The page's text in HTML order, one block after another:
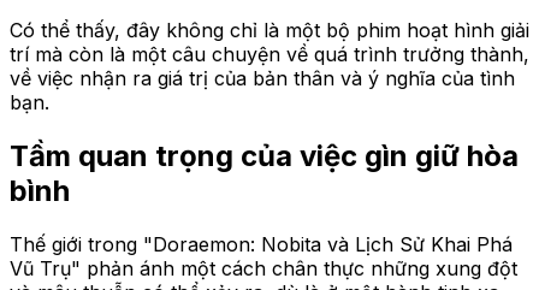
Có thể thấy, đây không chỉ là một bộ phim hoạt hình giải
trí mà còn là một câu chuyện về quá trình trưởng thành,
về việc nhận ra giá trị của bản thân và ý nghĩa của tình
bạn.
Tầm quan trọng của việc gìn giữ hòa
bình
Thế giới trong "Doraemon: Nobita và Lịch Sử Khai Phá
Vũ Trụ" phản ánh một cách chân thực những xung đột